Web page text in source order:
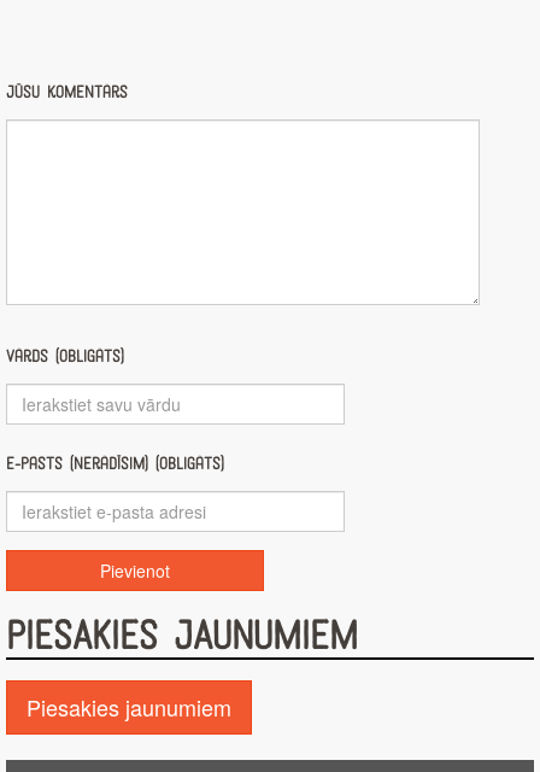
Jūsu komentārs
Vārds (obligāts)
E-pasts (nerādīsim) (obligāts)
PIESAKIES JAUNUMIEM
Piesakies jaunumiem